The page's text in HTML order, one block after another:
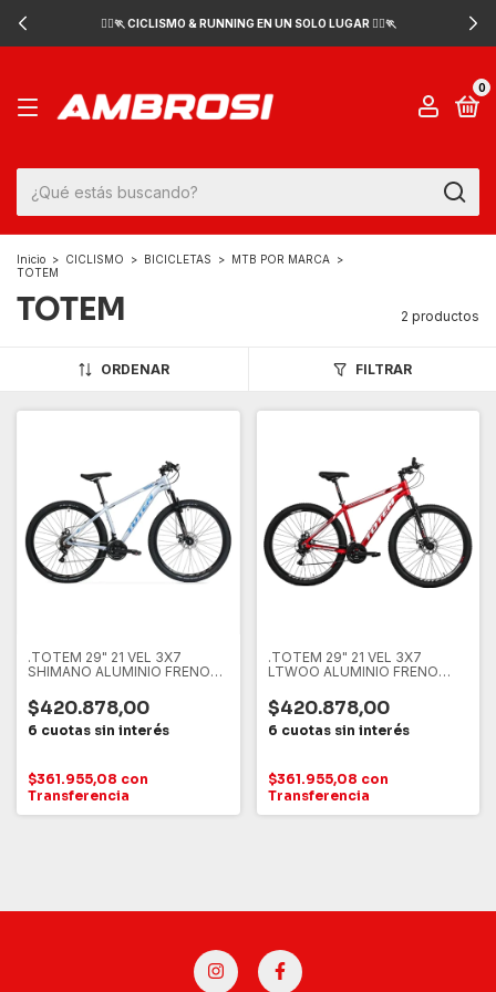
🚴‍♂️🏃 CICLISMO & RUNNING EN UN SOLO LUGAR 🚴‍♂️🏃
0
Inicio > CICLISMO > BICICLETAS > MTB POR MARCA >
TOTEM
TOTEM 2 productos
ORDENAR FILTRAR
.TOTEM 29" 21 VEL 3X7
SHIMANO ALUMINIO FRENO
$420.878,00
$361.955,08 con
Transferencia
.TOTEM 29" 21 VEL 3X7
LTWOO ALUMINIO FRENO
$420.878,00
$361.955,08 con
Transferencia